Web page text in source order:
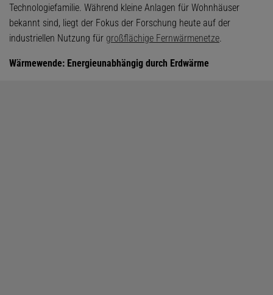
Technologiefamilie. Während kleine Anlagen für Wohnhäuser
bekannt sind, liegt der Fokus der Forschung heute auf der
industriellen Nutzung für großflächige Fernwärmenetze.
Wärmewende: Energieunabhängig durch Erdwärme